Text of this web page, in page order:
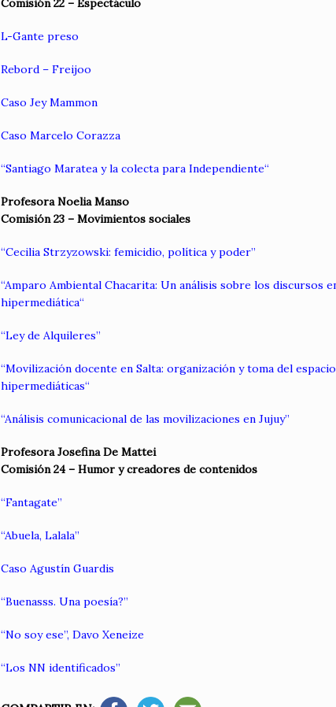
Comisión 22 – Espectáculo
L-Gante preso
Rebord – Freijoo
Caso Jey Mammon
Caso Marcelo Corazza
“Santiago Maratea y la colecta para Independiente“
Profesora Noelia Manso
Comisión 23 – Movimientos sociales
“Cecilia Strzyzowski: femicidio, política y poder”
“Amparo Ambiental Chacarita: Un análisis sobre los discursos
hipermediática“
“Ley de Alquileres”
“Movilización docente en Salta: organización y toma del
hipermediáticas“
“Análisis comunicacional de las movilizaciones en Jujuy”
Profesora Josefina De Mattei
Comisión 24 – Humor y creadores de contenidos
“Fantagate”
“Abuela, Lalala”
Caso Agustín Guardis
“Buenasss. Una poesía?”
“No soy ese”, Davo Xeneize
“Los NN identificados”